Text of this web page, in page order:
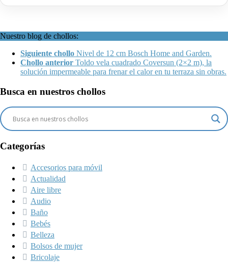
Nuestro blog de chollos:
Siguiente chollo Nivel de 12 cm Bosch Home and Garden.
Chollo anterior Toldo vela cuadrado Coversun (2×2 m), la
solución impermeable para frenar el calor en tu terraza sin obras.
Busca en nuestros chollos
Categorías
Accesorios para móvil
Actualidad
Aire libre
Audio
Baño
Bebés
Belleza
Bolsos de mujer
Bricolaje